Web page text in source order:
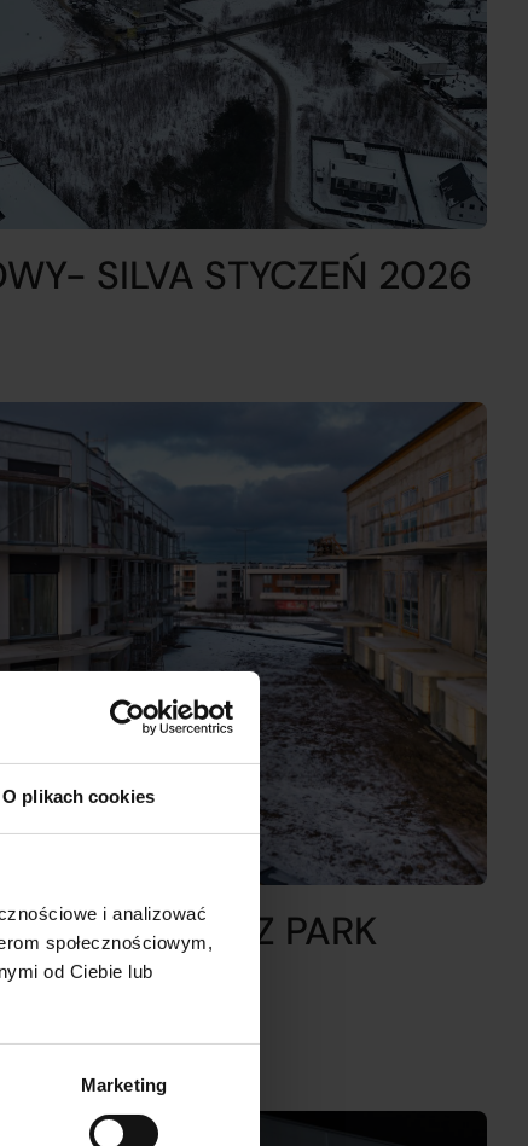
O plikach cookies
i analizować
społecznościowym,
od Ciebie lub
Marketing
SILVA STYCZEŃ 2026
„PRUSZCZ PARK
2026 R.